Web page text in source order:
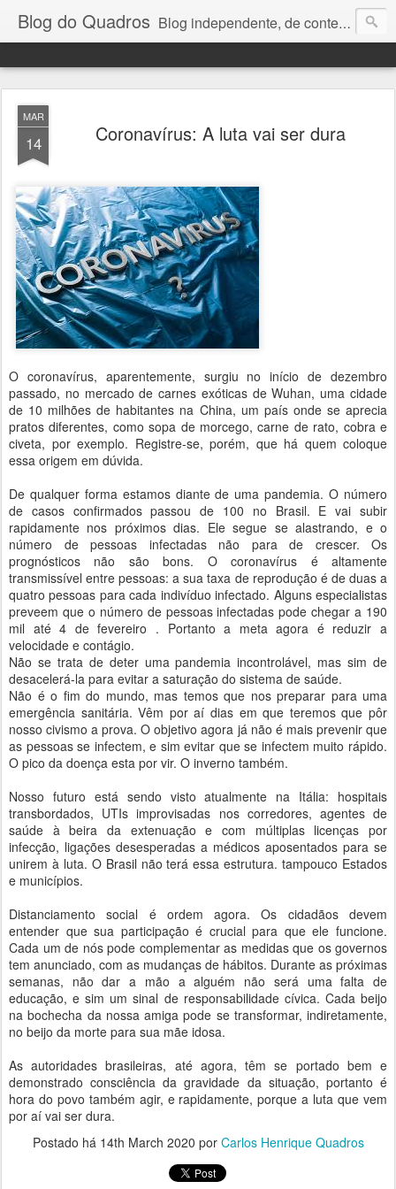
Blog do Quadros Blog independente, de conteúdo noticioso, com foco em economia, negócios, política e atualidades. e-mail do editor: chquadros2@gmail.com
MAR
14 Coronavírus: A luta vai ser dura
O coronavírus, aparentemente, surgiu no início de dezembro
passado, no mercado de carnes exóticas de Wuhan, uma cidade
de 10 milhões de habitantes na China, um país onde se aprecia
pratos diferentes, como sopa de morcego, carne de rato, cobra e
civeta, por exemplo. Registre-se, porém, que há quem coloque
essa origem em dúvida.
De qualquer forma estamos diante de uma pandemia. O número
de casos confirmados passou de 100 no Brasil. E vai subir
rapidamente nos próximos dias. Ele segue se alastrando, e o
número de pessoas infectadas não para de crescer. Os
prognósticos não são bons. O coronavírus é altamente
transmissível entre pessoas: a sua taxa de reprodução é de duas a
quatro pessoas para cada indivíduo infectado. Alguns especialistas
preveem que o número de pessoas infectadas pode chegar a 190
mil até 4 de fevereiro . Portanto a meta agora é reduzir a
velocidade e contágio.
Não se trata de deter uma pandemia incontrolável, mas sim de
desacelerá-la para evitar a saturação do sistema de saúde.
Não é o fim do mundo, mas temos que nos preparar para uma
emergência sanitária. Vêm por aí dias em que teremos que pôr
nosso civismo a prova. O objetivo agora já não é mais prevenir que
as pessoas se infectem, e sim evitar que se infectem muito rápido.
O pico da doença esta por vir. O inverno também.
Nosso futuro está sendo visto atualmente na Itália: hospitais
transbordados, UTIs improvisadas nos corredores, agentes de
saúde à beira da extenuação e com múltiplas licenças por
infecção, ligações desesperadas a médicos aposentados para se
unirem à luta. O Brasil não terá essa estrutura. tampouco Estados
e municípios.
Distanciamento social é ordem agora. Os cidadãos devem
entender que sua participação é crucial para que ele funcione.
Cada um de nós pode complementar as medidas que os governos
tem anunciado, com as mudanças de hábitos. Durante as próximas
semanas, não dar a mão a alguém não será uma falta de
educação, e sim um sinal de responsabilidade cívica. Cada beijo
na bochecha da nossa amiga pode se transformar, indiretamente,
no beijo da morte para sua mãe idosa.
As autoridades brasileiras, até agora, têm se portado bem e
demonstrado consciência da gravidade da situação, portanto é
hora do povo também agir, e rapidamente, porque a luta que vem
por aí vai ser dura.
Postado há 14th March 2020 por Carlos Henrique Quadros